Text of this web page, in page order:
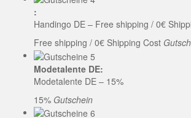
:
Handingo DE – Free shipping / 0€
Free shipping / 0€ Shipping Cost
Modetalente DE:
Modetalente DE – 15%
15% Gutschein